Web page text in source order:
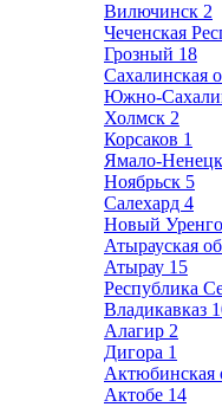
Вилючинск 2
Чеченская
Грозный 18
Сахалинская
Южно-
Холмск 2
Корсаков 1
Ямало-
Ноябрьск 5
Салехард 4
Новый
Атырауская
Атырау 15
Республика
Владикавказ
Алагир 2
Дигора 1
Актюбинская
Актобе 14